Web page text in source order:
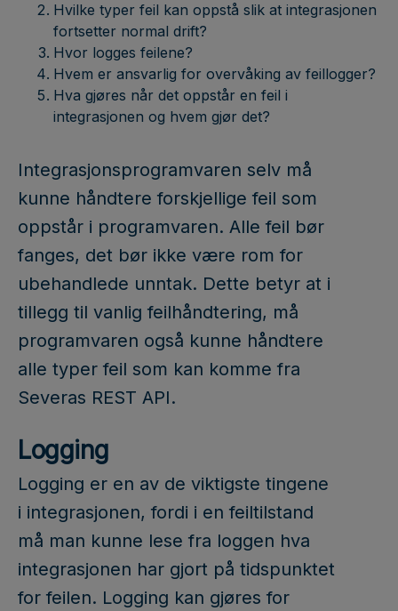
Hvilke typer feil kan oppstå slik at integrasjonen
fortsetter normal drift?
Hvor logges feilene?
Hvem er ansvarlig for overvåking av feillogger?
Hva gjøres når det oppstår en feil i
integrasjonen og hvem gjør det?
Integrasjonsprogramvaren selv må
kunne håndtere forskjellige feil som
oppstår i programvaren. Alle feil bør
fanges, det bør ikke være rom for
ubehandlede unntak. Dette betyr at i
tillegg til vanlig feilhåndtering, må
programvaren også kunne håndtere
alle typer feil som kan komme fra
Severas REST API.
Logging
Logging er en av de viktigste tingene
i integrasjonen, fordi i en feiltilstand
må man kunne lese fra loggen hva
integrasjonen har gjort på tidspunktet
for feilen. Logging kan gjøres for